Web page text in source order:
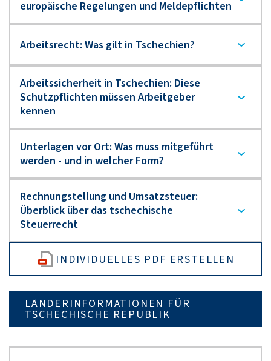
INDIVIDUELLES PDF ERSTELLEN
LÄNDERINFORMATIONEN FÜR
TSCHECHISCHE REPUBLIK